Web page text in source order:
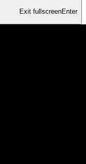
Exit fullscreenEnter